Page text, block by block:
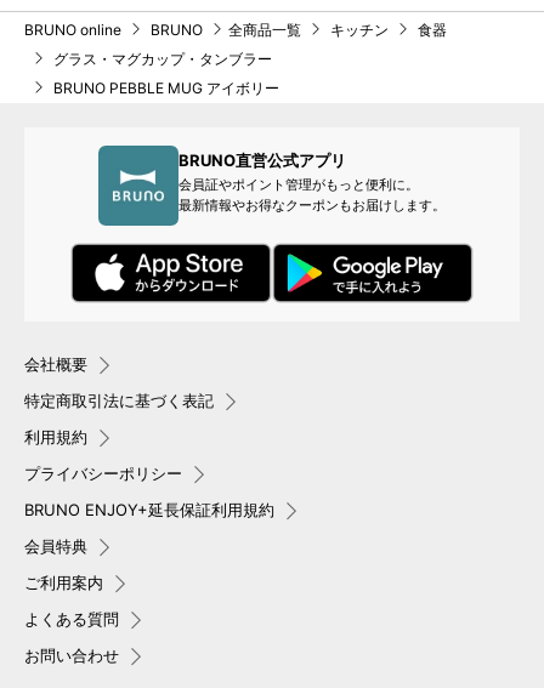
BRUNO online BRUNO 全商品一覧 キッチン
食器
グラス・マグカップ・タンブラー
BRUNO PEBBLE MUG アイボリー
BRUNO直営公式アプリ
会員証やポイント管理がもっと便利に。
最新情報やお得なクーポンもお届けします。
会社概要
特定商取引法に基づく表記
利用規約
プライバシーポリシー
BRUNO ENJOY+延長保証利用規約
会員特典
ご利用案内
よくある質問
お問い合わせ